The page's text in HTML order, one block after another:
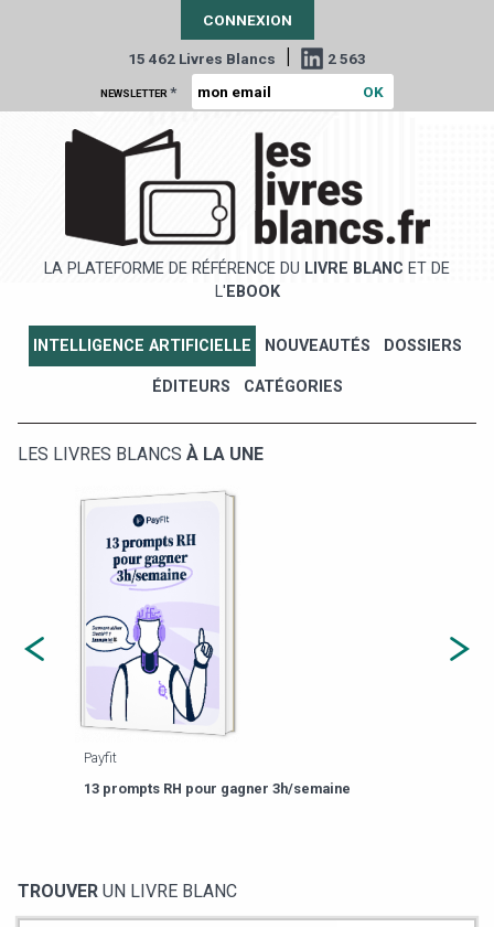
CONNEXION
15 462 Livres Blancs | 2 563
NEWSLETTER *
LA PLATEFORME DE RÉFÉRENCE DU LIVRE BLANC ET DE
L' EBOOK
INTELLIGENCE ARTIFICIELLE NOUVEAUTÉS DOSSIERS
ÉDITEURS CATÉGORIES
LES LIVRES BLANCS À LA UNE
Payfit
13 prompts RH pour gagner 3h/semaine
TROUVER UN LIVRE BLANC